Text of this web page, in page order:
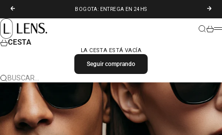
ANTERIOR
BOGOTA: ENTREGA EN 24HS
LENS. COLOMBIA
BUSCAR
CESTA
LA CESTA ESTÁ VACÍA
Seguir comprando
BUSCAR…